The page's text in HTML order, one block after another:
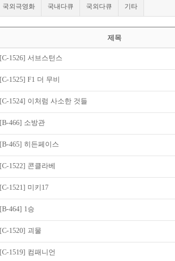
국외극영화 국내다큐 국외다큐 기타
제목
[C-1526] 서브스턴스
[C-1525] F1 더 무비
[C-1524] 이처럼 사소한 것들
[B-466] 소방관
[B-465] 히든페이스
[C-1522] 콘클라베
[C-1521] 미키17
[B-464] 1승
[C-1520] 괴물
[C-1519] 컴패니언